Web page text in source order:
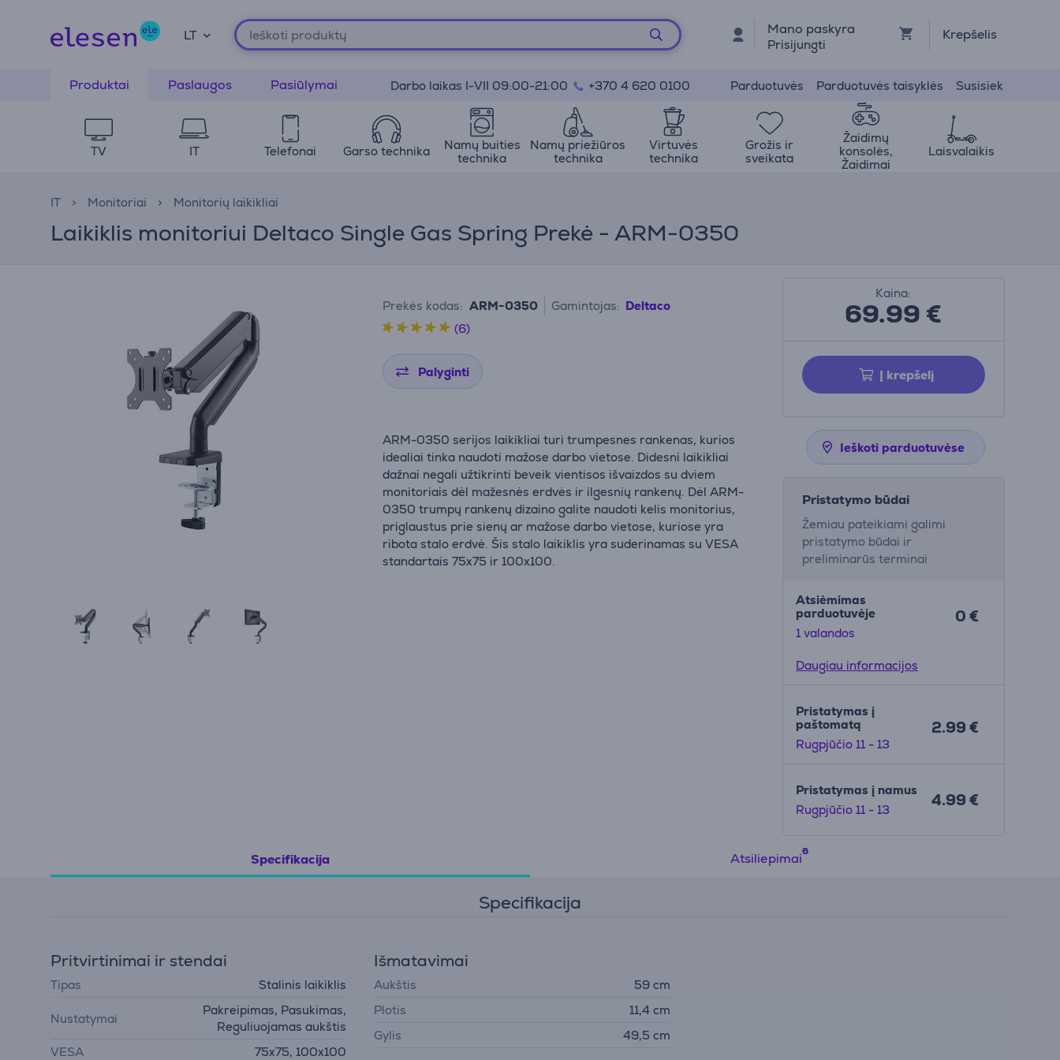
LT Mano paskyra
Prisijungti
Krepšelis
Produktai Paslaugos Pasiūlymai Darbo laikas I-VII 09:00-21:00 +370 4 620 0100 Parduotuvės Parduotuvės taisyklės Susisiek
TV IT Telefonai Garso technika
Namų buities
technika
Namų priežiūros
technika
Virtuvės
technika
Grožis ir
sveikata
Žaidimų
konsolės,
Žaidimai
Laisvalaikis
IT Monitoriai Monitorių laikikliai
Laikiklis monitoriui Deltaco Single Gas Spring Prekė - ARM-0350
Prekės kodas: ARM-0350 Gamintojas: Deltaco
(6)
Palyginti
ARM-0350 serijos laikikliai turi trumpesnes rankenas, kurios
idealiai tinka naudoti mažose darbo vietose. Didesni laikikliai
dažnai negali užtikrinti beveik vientisos išvaizdos su dviem
monitoriais dėl mažesnės erdvės ir ilgesnių rankenų. Dėl ARM-
0350 trumpų rankenų dizaino galite naudoti kelis monitorius,
priglaustus prie sienų ar mažose darbo vietose, kuriose yra
ribota stalo erdvė. Šis stalo laikiklis yra suderinamas su VESA
standartais 75x75 ir 100x100.
Kaina:
69.99€
Į krepšelį
Ieškoti parduotuvėse
Pristatymo būdai
Žemiau pateikiami galimi
pristatymo būdai ir
preliminarūs terminai
Atsiėmimas
parduotuvėje
1 valandos
0 €
Daugiau informacijos
Pristatymas į
paštomatą
Rugpjūčio 11 - 13
2.99 €
Pristatymas į namus
Rugpjūčio 11 - 13
4.99 €
Specifikacija Atsiliepimai
Specifikacija
Pritvirtinimai ir stendai
Tipas Stalinis laikiklis
Nustatymai
Pakreipimas, Pasukimas,
Reguliuojamas aukštis
VESA
75x75, 100x100
Išmatavimai
Aukštis
59 cm
Plotis
11,4 cm
Gylis
49,5 cm